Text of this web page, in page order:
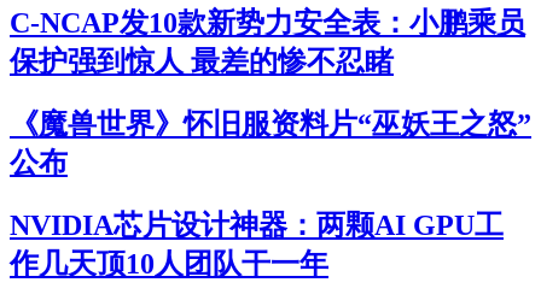
C-NCAP发10款新势力安全表：小鹏乘员
保护强到惊人 最差的惨不忍睹
《魔兽世界》怀旧服资料片“巫妖王之怒”
公布
NVIDIA芯片设计神器：两颗AI GPU工
作几天顶10人团队干一年